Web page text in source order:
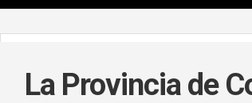
La Provincia de